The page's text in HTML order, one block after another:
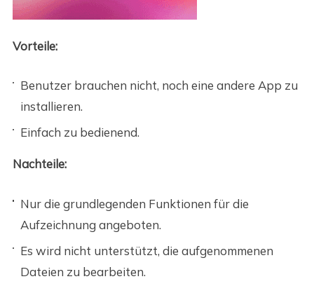
Vorteile:
Benutzer brauchen nicht, noch eine andere App zu
installieren.
Einfach zu bedienend.
Nachteile:
Nur die grundlegenden Funktionen für die
Aufzeichnung angeboten.
Es wird nicht unterstützt, die aufgenommenen
Dateien zu bearbeiten.